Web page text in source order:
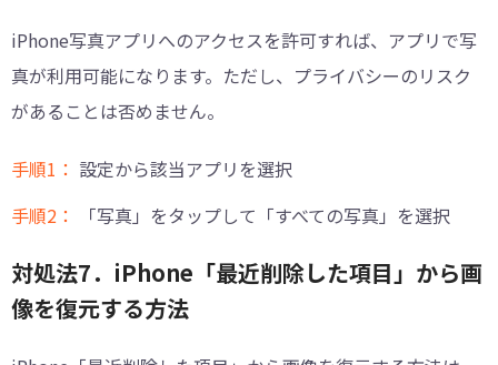
iPhone写真アプリへのアクセスを許可すれば、アプリで写
真が利用可能になります。ただし、プライバシーのリスク
があることは否めません。
手順1： 設定から該当アプリを選択
手順2：
「写真」をタップして「すべての写真」を選択
対処法7．iPhone「最近削除した項目」から画
像を復元する方法